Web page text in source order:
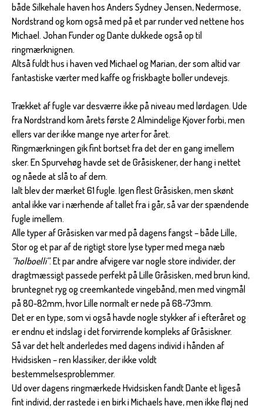
både Silkehale haven hos Anders Sydney Jensen, Nedermose,
Nordstrand og kom også med på et par runder ved nettene hos
Michael. Johan Funder og Dante dukkede også op til
ringmærknignen.
Altså fuldt hus i haven ved Michael og Marian, der som altid var
fantastiske værter med kaffe og friskbagte boller undevejs.
Trækket af fugle var desværre ikke på niveau med lørdagen. Ude
fra Nordstrand kom årets første 2 Almindelige Kjover forbi, men
ellers var der ikke mange nye arter for året.
Ringmærkningen gik fint bortset fra det der en gang imellem
sker. En Spurvehøg havde set de Gråsiskener, der hang i nettet
og nåede at slå to af dem.
Ialt blev der mærket 61 fugle. Igen flest Gråsisken, men skønt
antal ikke var i nærhende af tallet fra i går, så var der spændende
fugle imellem.
Alle typer af Gråsisken var med på dagens fangst – både Lille,
Stor og et par af de rigtigt store lyse typer med mega næb
”holboelli”. Et par andre afvigere var nogle store individer, der
dragtmæssigt passede perfekt på Lille Gråsisken, med brun kind,
bruntegnet ryg og creemkantede vingebånd, men med vingmål
på 80-82mm, hvor Lille normalt er nede på 68-73mm.
Det er en type, som vi også havde nogle stykker af i efteråret og
er endnu et indslag i det forvirrende kompleks af Gråsiskner.
Så var det helt anderledes med dagens individ i hånden af
Hvidsisken – ren klassiker, der ikke voldt
bestemmelsesproblemmer.
Ud over dagens ringmærkede Hvidsisken fandt Dante et ligeså
fint individ, der rastede i en birk i Michaels have, men ikke fløj ned